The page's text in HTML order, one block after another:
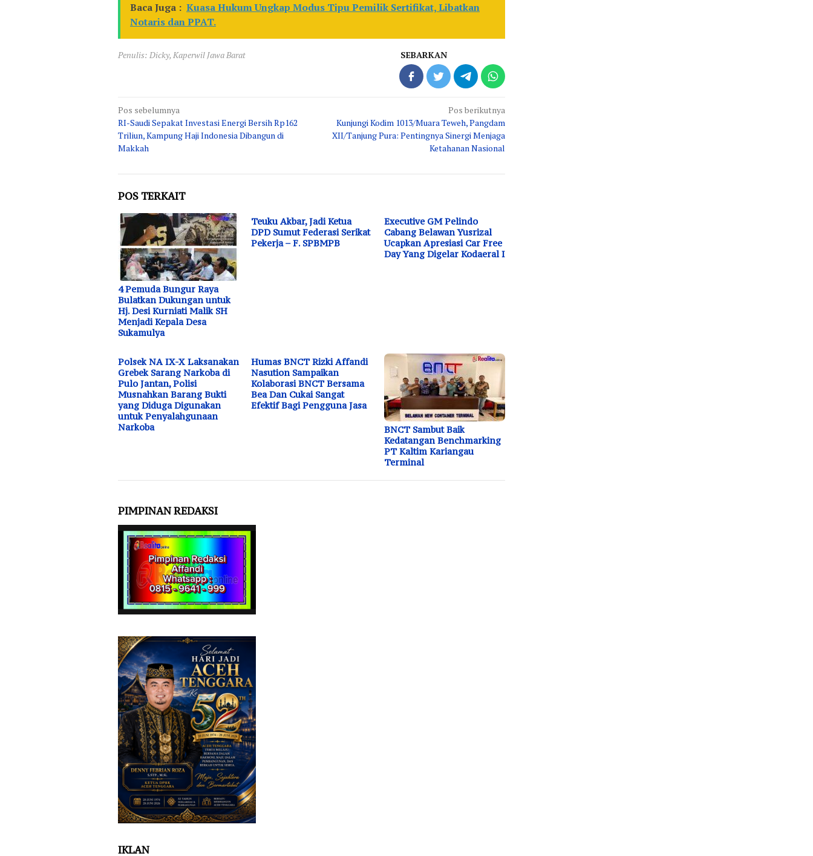
Baca Juga : Kuasa Hukum Ungkap Modus Tipu Pemilik Sertifikat, Libatkan
Notaris dan PPAT.
Penulis: Dicky, Kaperwil Jawa Barat SEBARKAN
Navigasi
pos
Pos sebelumnya
RI-Saudi Sepakat Investasi Energi Bersih Rp162
Triliun, Kampung Haji Indonesia Dibangun di
Makkah
Pos berikutnya
Kunjungi Kodim 1013/Muara Teweh, Pangdam
XII/Tanjung Pura: Pentingnya Sinergi Menjaga
Ketahanan Nasional
POS TERKAIT
4 Pemuda Bungur Raya
Bulatkan Dukungan untuk
Hj. Desi Kurniati Malik SH
Menjadi Kepala Desa
Sukamulya
Teuku Akbar, Jadi Ketua
DPD Sumut Federasi Serikat
Pekerja – F. SPBMPB
Executive GM Pelindo
Cabang Belawan Yusrizal
Ucapkan Apresiasi Car Free
Day Yang Digelar Kodaeral I
Polsek NA IX-X Laksanakan
Grebek Sarang Narkoba di
Pulo Jantan, Polisi
Musnahkan Barang Bukti
yang Diduga Digunakan
untuk Penyalahgunaan
Narkoba
Humas BNCT Rizki Affandi
Nasution Sampaikan
Kolaborasi BNCT Bersama
Bea Dan Cukai Sangat
Efektif Bagi Pengguna Jasa
BNCT Sambut Baik
Kedatangan Benchmarking
PT Kaltim Kariangau
Terminal
PIMPINAN REDAKSI
IKLAN